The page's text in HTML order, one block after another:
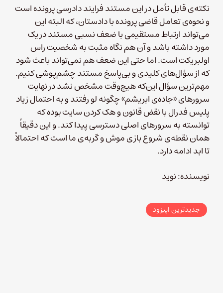
نکته‌ی قابل تأمل در این مستند فرایند دادرسی پرونده است
و نحوه‌ی تعامل قاضی پرونده با دادستان، که البته این
می‌تواند ارتباط مستقیمی با ضعف نسبی مستند در یک
مورد داشته باشد و آن هم نگاه مثبت به شخصیت راس
اولبریکت است. اما حتی این ضعف هم نمی‌تواند باعث شود
که از سؤال‌های کلیدی و بی‌پاسخ مستند چشم‌پوشی کنیم.
مهم‌ترین سؤال این‌که هیچ‌وقت مشخص نشد در نهایت
سرورهای «جاده‌ی ابریشم» چگونه لو رفتند و به احتمال زیاد
پلیس فدرال با نقض قانون و هک کردن سایت بوده که
توانسته به سرورهای اصلی دسترسی پیدا کند. و این دقیقاً
همان نقطه‌ی شروع بازی موش و گربه‌ی ما است که احتمالاً
تا ابد ادامه دارد.
نویسنده: نوید
جدیدترین اپیزود